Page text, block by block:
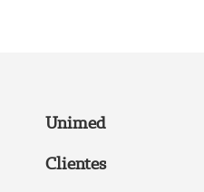
Unimed
Clientes